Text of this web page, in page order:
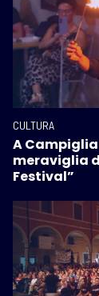
CULTURA
A
meraviglia
Festival”